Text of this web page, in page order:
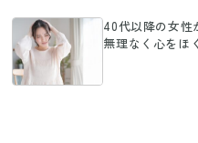
40代以降の女性
無理なく心をほ